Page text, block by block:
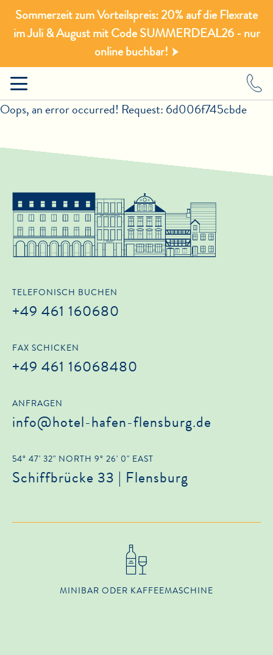
Sommerzeit zum Vorteilspreis: 20% auf die Flexrate
im Juli & August mit Code SUMMERDEAL26 - nur
online buchbar!
Oops, an error occurred! Request: 6d006f745cbde
TELEFONISCH BUCHEN
+49 461 160680
FAX SCHICKEN
+49 461 16068480
ANFRAGEN
info@hotel-hafen-flensburg.de
54° 47' 32" NORTH 9° 26' 0" EAST
Schiffbrücke 33 | Flensburg
MINIBAR ODER KAFFEEMASCHINE